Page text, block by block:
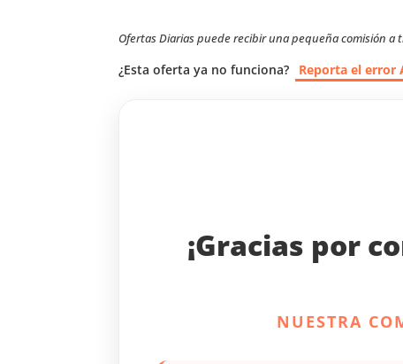
Ofertas Diarias puede recibir una pequeña comisión a
¿Esta oferta ya no funciona? Reporta el error
¡Gracias por
NUESTRA